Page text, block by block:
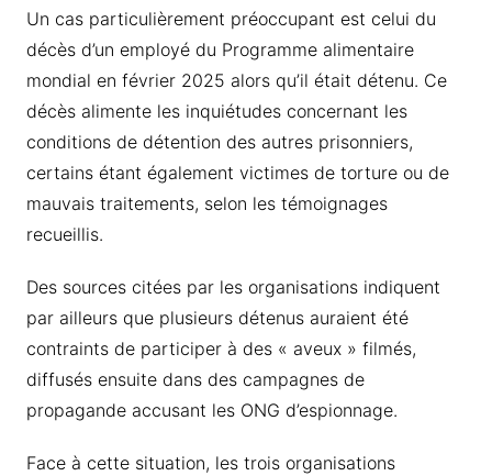
Un cas particulièrement préoccupant est celui du
décès d’un employé du Programme alimentaire
mondial en février 2025 alors qu’il était détenu. Ce
décès alimente les inquiétudes concernant les
conditions de détention des autres prisonniers,
certains étant également victimes de torture ou de
mauvais traitements, selon les témoignages
recueillis.
Des sources citées par les organisations indiquent
par ailleurs que plusieurs détenus auraient été
contraints de participer à des « aveux » filmés,
diffusés ensuite dans des campagnes de
propagande accusant les ONG d’espionnage.
Face à cette situation, les trois organisations